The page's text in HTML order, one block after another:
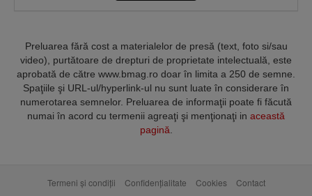
Preluarea fără cost a materialelor de presă (text, foto si/sau
video), purtătoare de drepturi de proprietate intelectuală, este
aprobată de către www.bmag.ro doar în limita a 250 de semne.
Spaţiile şi URL-ul/hyperlink-ul nu sunt luate în considerare în
numerotarea semnelor. Preluarea de informaţii poate fi făcută
numai în acord cu termenii agreaţi şi menţionaţi in această
pagină.
Termeni și condiții Confidențialitate Cookies Contact